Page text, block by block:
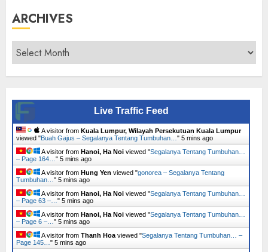
ARCHIVES
Archives
Live Traffic Feed
A visitor from Kuala Lumpur, Wilayah Persekutuan Kuala Lumpur
viewed "Buah Gajus – Segalanya Tentang Tumbuhan… " 5 mins ago
A visitor from Hanoi, Ha Noi viewed "Segalanya Tentang Tumbuhan…
– Page 164… " 5 mins ago
A visitor from Hung Yen viewed "gonorea – Segalanya Tentang
Tumbuhan… " 5 mins ago
A visitor from Hanoi, Ha Noi viewed "Segalanya Tentang Tumbuhan…
– Page 63 –… " 5 mins ago
A visitor from Hanoi, Ha Noi viewed "Segalanya Tentang Tumbuhan…
– Page 6 –… " 5 mins ago
A visitor from Thanh Hoa viewed "Segalanya Tentang Tumbuhan… –
Page 145… " 5 mins ago